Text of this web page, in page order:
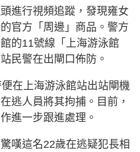
進行視頻追蹤，發現雍女
官方「周邊」商品。警方
的11號線「上海游泳館
民警在出閘口佈防。
在上海游泳館站出站閘機
逃人員將其拘捕。目前，
進一步跟進處理。
嘆這名22歲在逃疑犯長相